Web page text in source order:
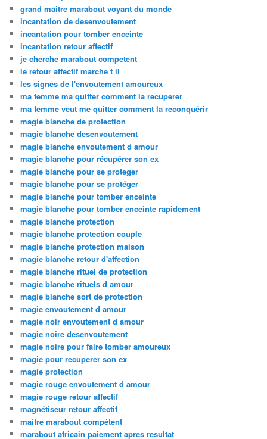
grand maitre marabout voyant du monde
incantation de desenvoutement
incantation pour tomber enceinte
incantation retour affectif
je cherche marabout competent
le retour affectif marche t il
les signes de l'envoutement amoureux
ma femme ma quitter comment la recuperer
ma femme veut me quitter comment la reconquérir
magie blanche de protection
magie blanche desenvoutement
magie blanche envoutement d amour
magie blanche pour récupérer son ex
magie blanche pour se proteger
magie blanche pour se protéger
magie blanche pour tomber enceinte
magie blanche pour tomber enceinte rapidement
magie blanche protection
magie blanche protection couple
magie blanche protection maison
magie blanche retour d'affection
magie blanche rituel de protection
magie blanche rituels d amour
magie blanche sort de protection
magie envoutement d amour
magie noir envoutement d amour
magie noire desenvoutement
magie noire pour faire tomber amoureux
magie pour recuperer son ex
magie protection
magie rouge envoutement d amour
magie rouge retour affectif
magnétiseur retour affectif
maitre marabout compétent
marabout africain paiement apres resultat